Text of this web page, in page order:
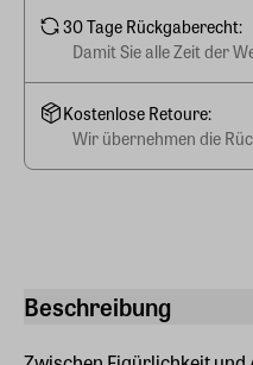
Beschreibung
30 Tage Rückgaberecht:
Damit Sie alle Zeit der
Kostenlose Retoure:
Wir übernehmen die